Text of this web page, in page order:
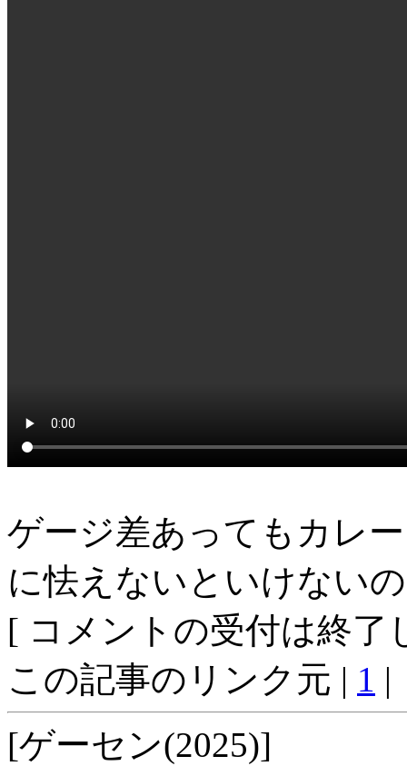
ゲージ差あってもカレ
に怯えないといけない
[ コメントの受付は終了
この記事のリンク元 | 1 |
[ゲーセン(2025)]